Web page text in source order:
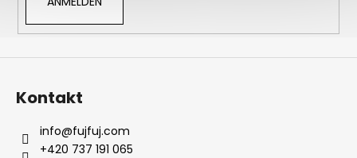
Kontakt
info@fujfuj.com
+420 737 191 065